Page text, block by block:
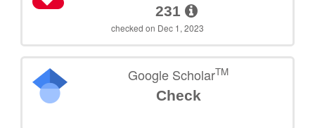
231
checked on Dec 1, 2023
Google ScholarTM
Check